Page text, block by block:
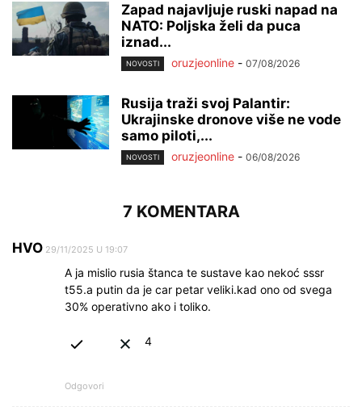
Zapad najavljuje ruski napad na
NATO: Poljska želi da puca
iznad...
NOVOSTI oruzjeonline - 07/08/2026
Rusija traži svoj Palantir:
Ukrajinske dronove više ne vode
samo piloti,...
NOVOSTI oruzjeonline - 06/08/2026
7 KOMENTARA
HVO 29/11/2025 U 19:07
A ja mislio rusia štanca te sustave kao nekoć sssr
t55.a putin da je car petar veliki.kad ono od svega
30% operativno ako i toliko.
4
Odgovori